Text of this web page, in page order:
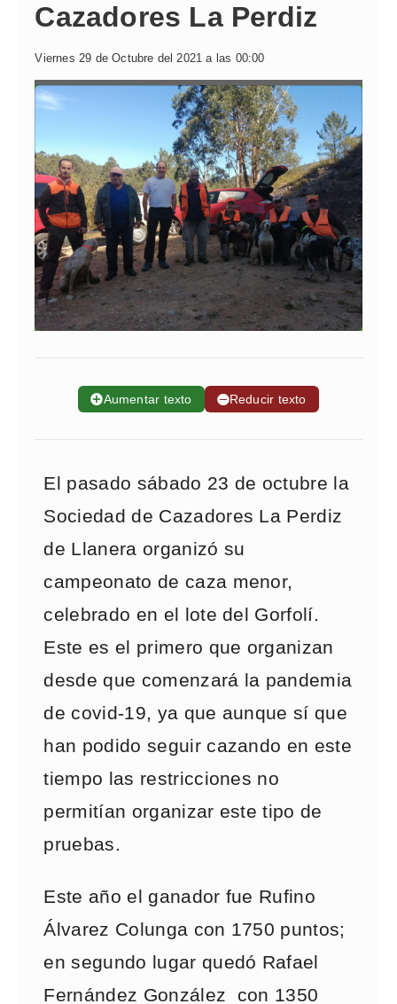
Cazadores La Perdiz
Viernes 29 de Octubre del 2021 a las 00:00
➕Aumentar texto ➖Reducir texto
El pasado sábado 23 de octubre la
Sociedad de Cazadores La Perdiz
de Llanera organizó su
campeonato de caza menor,
celebrado en el lote del Gorfolí.
Este es el primero que organizan
desde que comenzará la pandemia
de covid-19, ya que aunque sí que
han podido seguir cazando en este
tiempo las restricciones no
permitían organizar este tipo de
pruebas.
Este año el ganador fue Rufino
Álvarez Colunga con 1750 puntos;
en segundo lugar quedó Rafael
Fernández González con 1350